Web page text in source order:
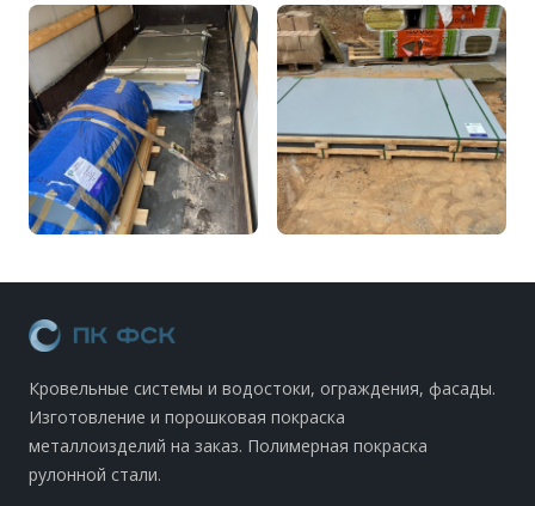
Кровельные системы и водостоки, ограждения, фасады.
Изготовление и порошковая покраска
металлоизделий на заказ. Полимерная покраска
рулонной стали.